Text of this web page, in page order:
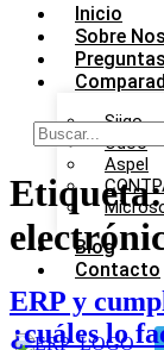
Inicio
Sobre
Siigo
Odoo
Aspel
Blog
Contacto
ERP y
¿cuáles lo